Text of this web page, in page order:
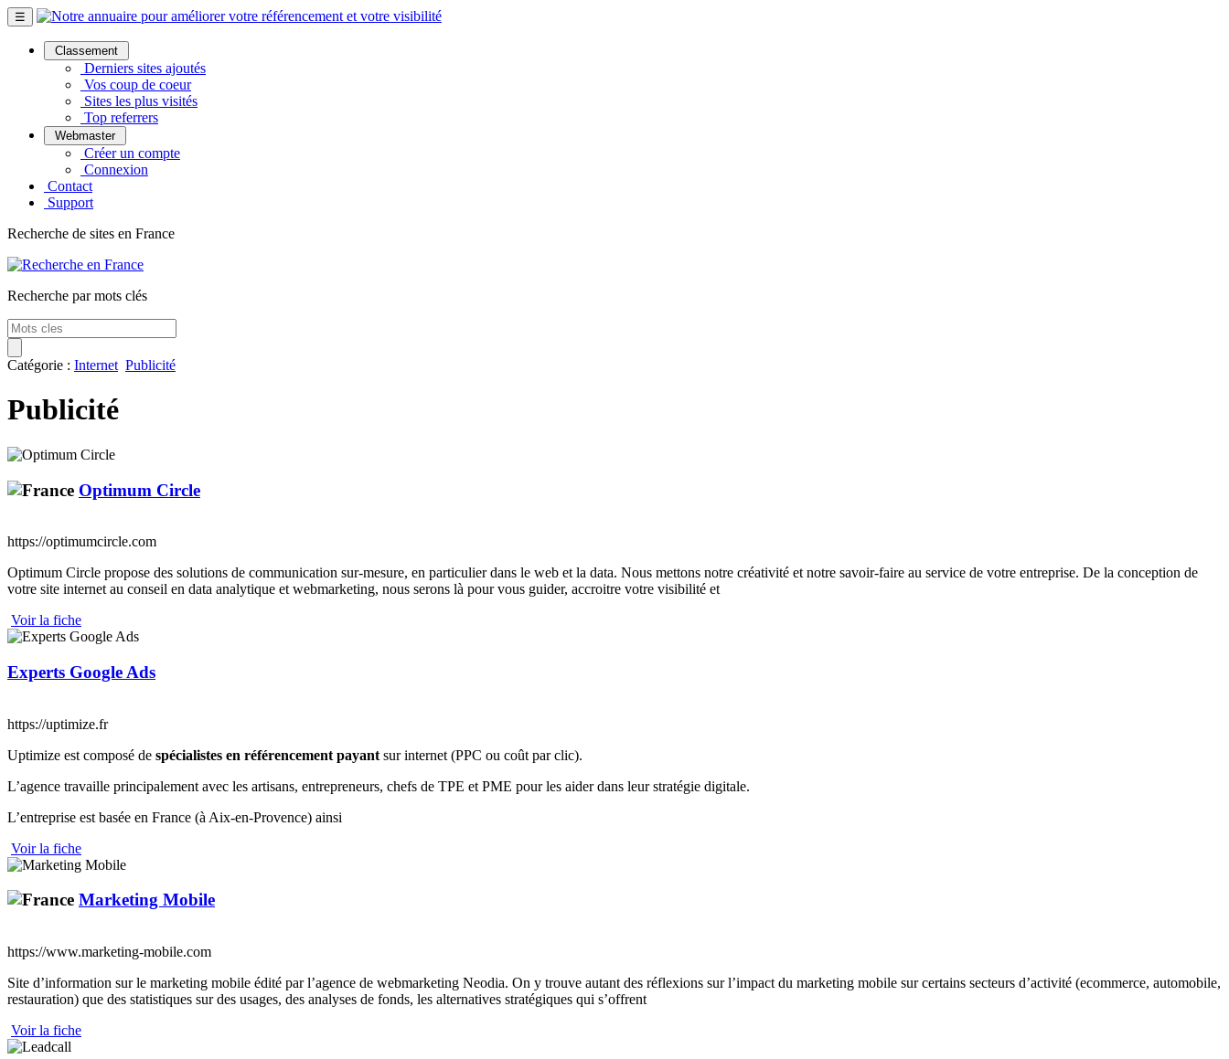
☰
Classement
Derniers sites ajoutés
Vos coup de coeur
Sites les plus visités
Top referrers
Webmaster
Créer un compte
Connexion
Contact
Support
Recherche de sites en France
Recherche par mots clés
Catégorie : Internet Publicité
Publicité
Optimum Circle
https://optimumcircle.com
Optimum Circle propose des solutions de communication sur-mesure, en particulier dans le web et la data. Nous mettons notre créativité et notre savoir-faire au service de votre entreprise. De la conception de
votre site internet au conseil en data analytique et webmarketing, nous serons là pour vous guider, accroitre votre visibilité et
Voir la fiche
Experts Google Ads
https://uptimize.fr
Uptimize est composé de spécialistes en référencement payant sur internet (PPC ou coût par clic).
L’agence travaille principalement avec les artisans, entrepreneurs, chefs de TPE et PME pour les aider dans leur stratégie digitale.
L’entreprise est basée en France (à Aix-en-Provence) ainsi
Voir la fiche
Marketing Mobile
https://www.marketing-mobile.com
Site d’information sur le marketing mobile édité par l’agence de webmarketing Neodia. On y trouve autant des réflexions sur l’impact du marketing mobile sur certains secteurs d’activité (ecommerce, automobile,
restauration) que des statistiques sur des usages, des analyses de fonds, les alternatives stratégiques qui s’offrent
Voir la fiche